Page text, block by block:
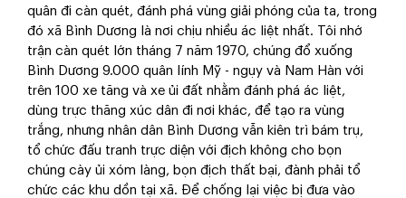
quân đi càn quét, đánh phá vùng giải phóng của ta, trong
đó xã Bình Dương là nơi chịu nhiều ác liệt nhất. Tôi nhớ
trận càn quét lớn tháng 7 năm 1970, chúng đổ xuống
Bình Dương 9.000 quân lính Mỹ - ngụy và Nam Hàn với
trên 100 xe tăng và xe ủi đất nhằm đánh phá ác liệt,
dùng trực thăng xúc dân đi nơi khác, để tạo ra vùng
trắng, nhưng nhân dân Bình Dương vẫn kiên trì bám trụ,
tổ chức đấu tranh trực diện với địch không cho bọn
chúng cày ủi xóm làng, bọn địch thất bại, đành phải tổ
chức các khu dồn tại xã. Để chống lại việc bị đưa vào